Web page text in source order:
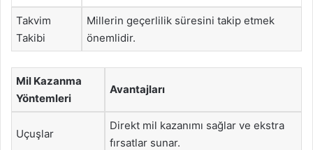
Takvim
Takibi
Millerin geçerlilik süresini takip etmek
önemlidir.
Mil Kazanma
Yöntemleri
Avantajları
Uçuşlar
Direkt mil kazanımı sağlar ve ekstra
fırsatlar sunar.